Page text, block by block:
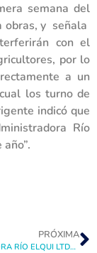
semana del
obras, y señala
con el
por lo
a un
los turno de
indicó que
Río
PRÓXIMA
ADMINISTRADORA RÍO ELQUI LTDA. Y MINERA TECK CARMEN DE ANDACOLLO FIRMARON CONVENIO PARA EL FINANCIAMENTO DE PROYECTOS DE RIEGO EN PAN DE AZÚCAR